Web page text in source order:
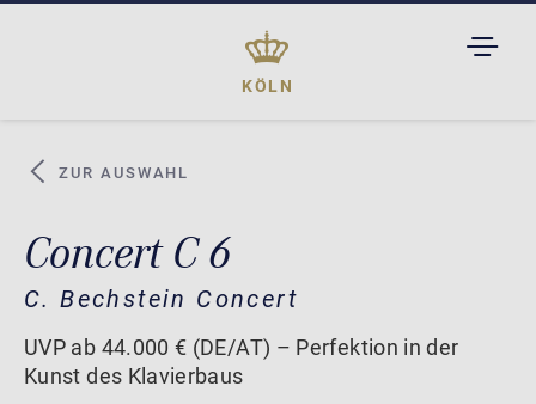
KÖLN
ZUR AUSWAHL
Concert C 6
C. Bechstein Concert
UVP ab 44.000 € (DE/AT) – Perfektion in der
Kunst des Klavierbaus